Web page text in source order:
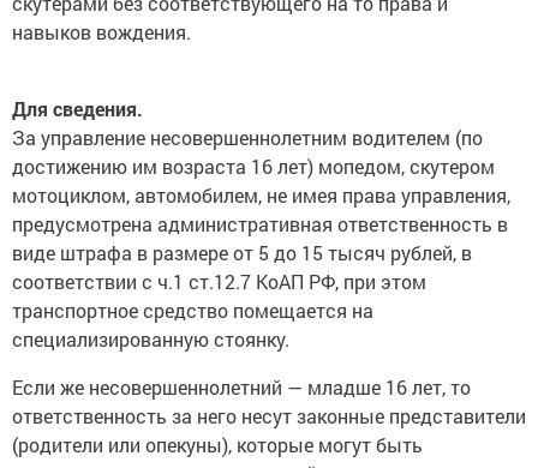
навыков вождения.
Для сведения.
За управление несовершеннолетним водителем (по
достижению им возраста 16 лет) мопедом, скутером
мотоциклом, автомобилем, не имея права управления,
предусмотрена административная ответственность в
виде штрафа в размере от 5 до 15 тысяч рублей, в
соответствии с ч.1 ст.12.7 КоАП РФ, при этом
транспортное средство помещается на
специализированную стоянку.
Если же несовершеннолетний — младше 16 лет, то
ответственность за него несут законные представители
(родители или опекуны), которые могут быть